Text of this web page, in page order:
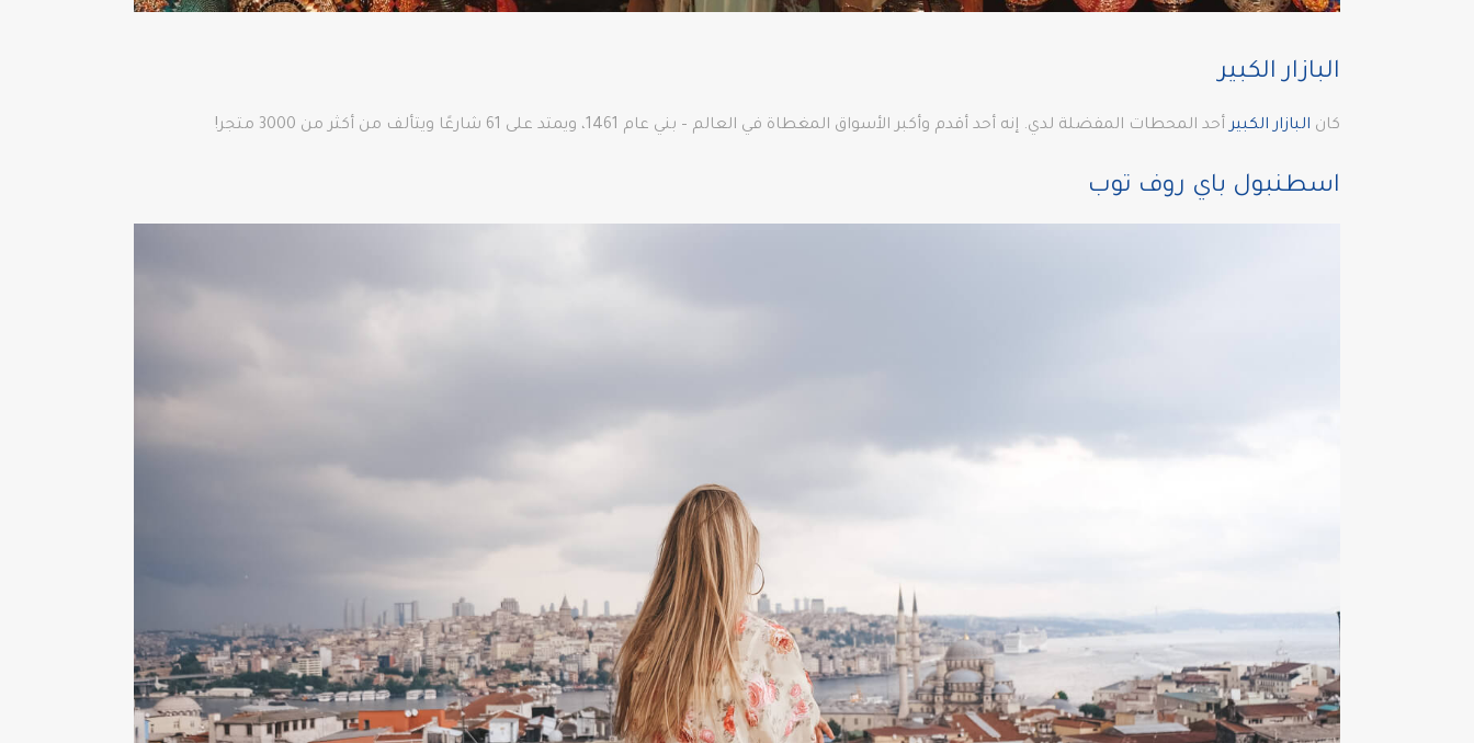
البازار الكبير
كان البازار الكبيرأحد المحطات المفضلة لدي. إنه أحد أقدم وأكبر الأسواق المغطاة في العالم – بني عام 1461، ويمتد على 61 شارعًا ويتألف من أكثر من 3000 متجر!
اسطنبول باي روف توب